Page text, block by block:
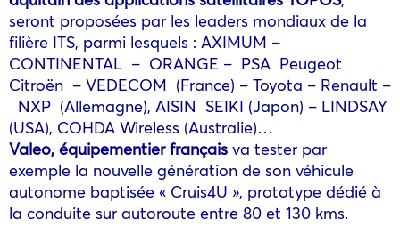
seront proposées par les leaders mondiaux de la
filière ITS, parmi lesquels : AXIMUM –
CONTINENTAL – ORANGE – PSA Peugeot
Citroën – VEDECOM (France) – Toyota – Renault –
NXP (Allemagne), AISIN SEIKI (Japon) – LINDSAY
(USA), COHDA Wireless (Australie)…
Valeo, équipementier français va tester par
exemple la nouvelle génération de son véhicule
autonome baptisée « Cruis4U », prototype dédié à
la conduite sur autoroute entre 80 et 130 kms.